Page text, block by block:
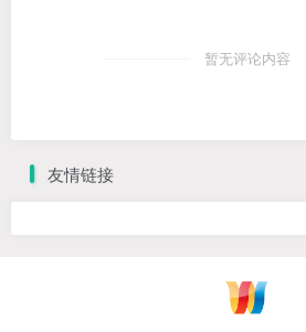
暂无评论内容
友情链接